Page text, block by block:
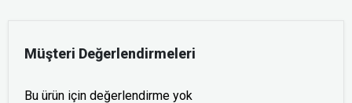
Müşteri Değerlendirmeleri
Bu ürün için değerlendirme yok